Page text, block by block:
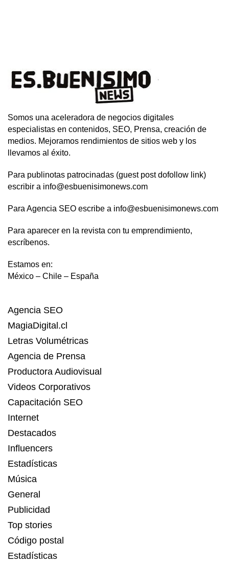
Somos una aceleradora de negocios digitales
especialistas en contenidos, SEO, Prensa, creación de
medios. Mejoramos rendimientos de sitios web y los
llevamos al éxito.
Para publinotas patrocinadas (guest post dofollow link)
escribir a info@esbuenisimonews.com
Para Agencia SEO escribe a info@esbuenisimonews.com
Para aparecer en la revista con tu emprendimiento,
escríbenos.
Estamos en:
México – Chile – España
Agencia SEO
MagiaDigital.cl
Letras Volumétricas
Agencia de Prensa
Productora Audiovisual
Videos Corporativos
Capacitación SEO
Internet
Destacados
Influencers
Estadísticas
Música
General
Publicidad
Top stories
Código postal
Estadísticas